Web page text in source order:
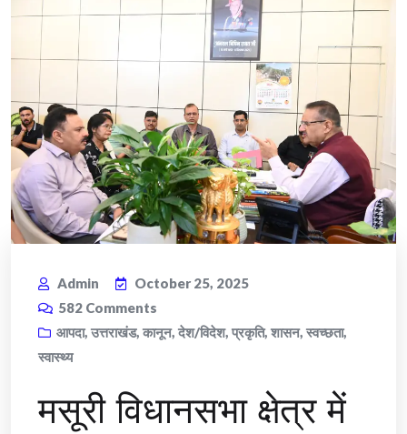
Admin
October 25, 2025
582 Comments
आपदा, उत्तराखंड, कानून, देश/विदेश, प्रकृति, शासन, स्वच्छता,
स्वास्थ्य
मसूरी विधानसभा क्षेत्र में